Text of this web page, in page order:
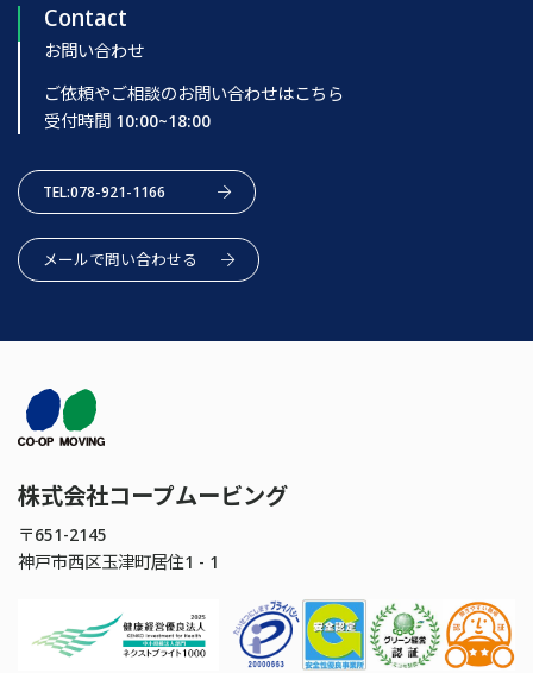
Contact
お問い合わせ
ご依頼やご相談のお問い合わせはこちら
受付時間 10:00~18:00
TEL:078-921-1166
メールで問い合わせる
株式会社コープムービング
〒651-2145
神戸市西区玉津町居住1 - 1